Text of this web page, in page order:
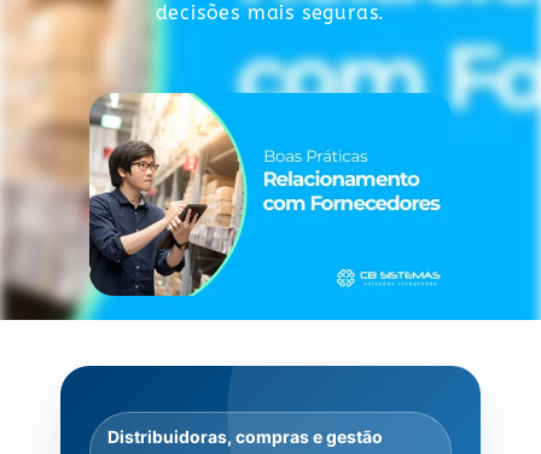
decisões mais seguras.
Distribuidoras, compras e gestão